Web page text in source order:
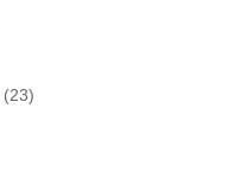
(23)